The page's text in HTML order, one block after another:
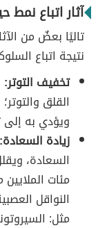
آثار اتباع
تاليًا بعضٌ من
نتيجة اتباع
تخفيف التوتر:
القلق
ويؤدي به إلى
زيادة السعادة:
السعادة،
مئات
النواقل
مثل: